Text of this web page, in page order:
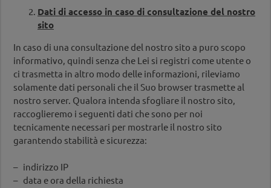
Dati di accesso in caso di consultazione del nostro
sito
In caso di una consultazione del nostro sito a puro scopo
informativo, quindi senza che Lei si registri come utente o
ci trasmetta in altro modo delle informazioni, rileviamo
solamente dati personali che il Suo browser trasmette al
nostro server. Qualora intenda sfogliare il nostro sito,
raccoglieremo i seguenti dati che sono per noi
tecnicamente necessari per mostrarle il nostro sito
garantendo stabilità e sicurezza:
– indirizzo IP
– data e ora della richiesta